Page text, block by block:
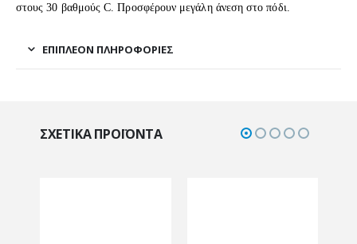
στους 30 βαθμούς C. Προσφέρουν μεγάλη άνεση στο πόδι.
ΕΠΙΠΛΈΟΝ ΠΛΗΡΟΦΟΡΊΕΣ
ΣΧΕΤΙΚΆ ΠΡΟΪΌΝΤΑ